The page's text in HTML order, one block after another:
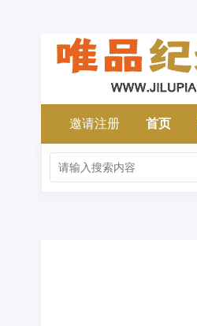
邀请注册 首页